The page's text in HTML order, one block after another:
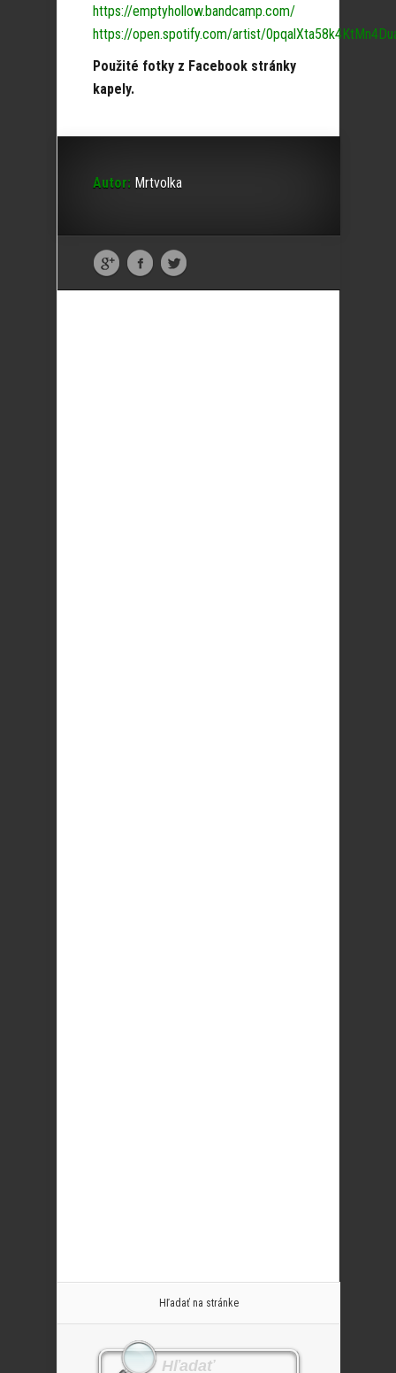
https://emptyhollow.bandcamp.com/
https://open.spotify.com/artist/
Použité fotky z Facebook stránky
kapely.
Autor: Mrtvolka
Hľadať na stránke